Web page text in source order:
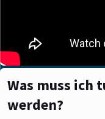
Was muss ich
werden?